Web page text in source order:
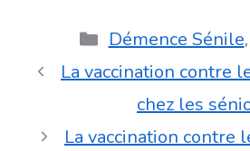
Catégories
Démence Sénile,
La vaccination contre
chez les
La vaccination contre